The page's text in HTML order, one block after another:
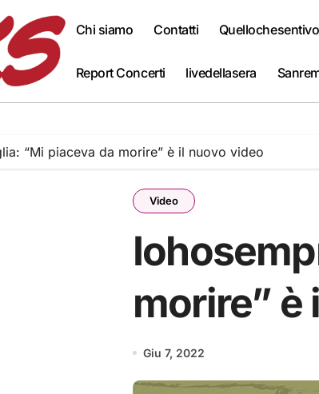
Chi siamo Contatti Quellochesentivo
Report Concerti livedellasera
“Mi piaceva da morire” è il nuovo video
Video
morire” è
Giu 7, 2022